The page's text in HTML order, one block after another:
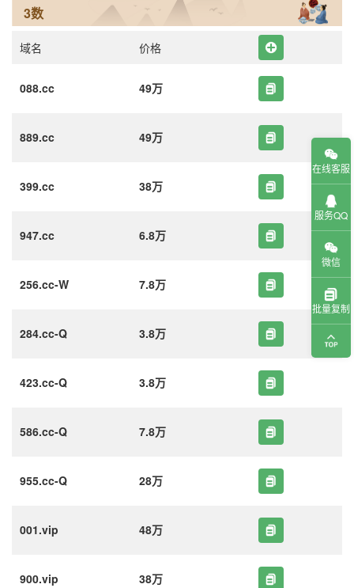
3数
域名 价格
088.cc 49万
889.cc 49万
399.cc 38万
947.cc 6.8万
256.cc-W 7.8万
284.cc-Q 3.8万
423.cc-Q 3.8万
586.cc-Q 7.8万
955.cc-Q 28万
001.vip 48万
900.vip 38万
在线客服
服务QQ
微信
批量复制